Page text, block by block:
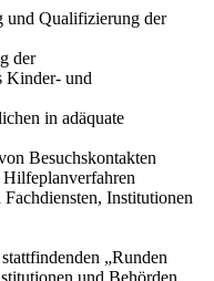
und Qualifizierung der
der
Kinder- und
in adäquate
Besuchskontakten
Institutionen
„Runden